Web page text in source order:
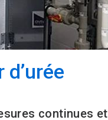
continues et